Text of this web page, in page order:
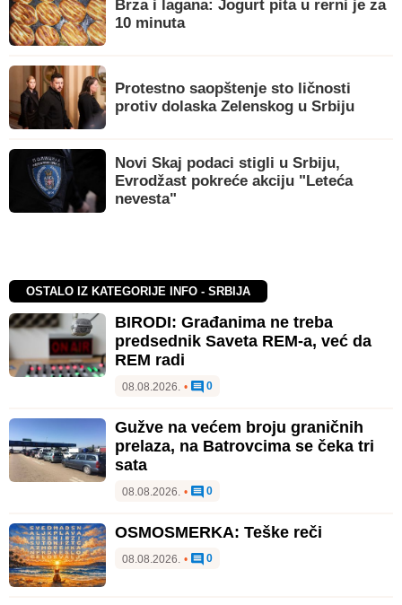
Brza i lagana: Jogurt pita u rerni je za
10 minuta
Protestno saopštenje sto ličnosti
protiv dolaska Zelenskog u Srbiju
Novi Skaj podaci stigli u Srbiju,
Evrodžast pokreće akciju "Leteća
nevesta"
OSTALO IZ KATEGORIJE INFO - SRBIJA
BIRODI: Građanima ne treba
predsednik Saveta REM-a, već da
REM radi
08.08.2026. • 0
Gužve na većem broju graničnih
prelaza, na Batrovcima se čeka tri
sata
08.08.2026. • 0
OSMOSMERKA: Teške reči
08.08.2026. • 0